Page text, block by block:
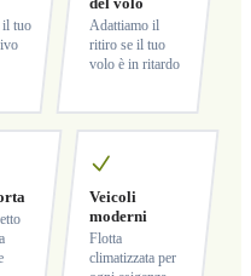
il tuo
del volo
Adattiamo il
ritiro se il tuo
volo è in ritardo
Veicoli
moderni
Flotta
climatizzata per